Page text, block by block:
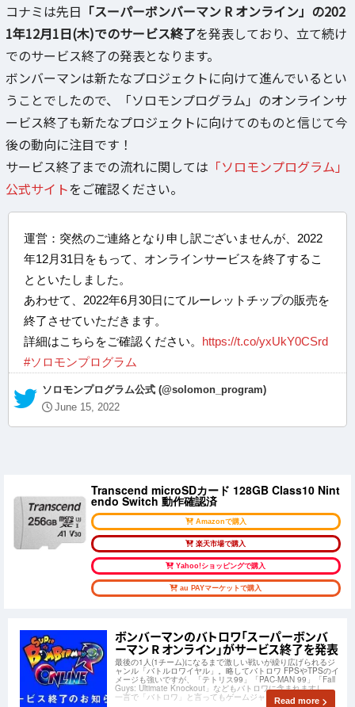
コナミは先日 「スーパーボンバーマン R オンライン」の202
1年12月1日(木)でのサービス終了を発表しており、立て続け
でのサービス終了の発表となります。
ボンバーマンは新たなプロジェクトに向けて進んでいるとい
うことでしたので、「ソロモンプログラム」のオンラインサ
ービス終了も新たなプロジェクトに向けてのものと信じて今
後の動向に注目です！
サービス終了までの流れに関しては 「ソロモンプログラム」
公式サイトをご確認ください。
運営：突然のご連絡となり申し訳ございませんが、2022
年12月31日をもって、オンラインサービスを終了するこ
とといたしました。
あわせて、2022年6月30日にてルーレットチップの販売を
終了させていただきます。
詳細はこちらをご確認ください。 https://t.co/yxUkY0CSrd
#ソロモンプログラム
— ソロモンプログラム公式 (@solomon_program)
June 15, 2022
Transcend microSDカード 128GB Class10 Nint
endo Switch 動作確認済
Amazonで購入
楽天市場で購入
Yahoo!ショッピングで購入
au PAYマーケットで購入
ボンバーマンのバトロワ「スーパーボンバ
ーマン R オンライン」がサービス終了を発表
最後の1人(1チーム)になるまで激しい戦いが繰り広げられるジ
ャンル「バトルロワイヤル」。略してバトロワ FPSやTPSのイ
メージも強いですが、「テトリス99」「PAC-MAN 99」「Fall
Guys: Ultimate Knockout」などもバトロワに含まれますし、
一言で「バトロワ」と言ってもゲームジャンルは様Read more